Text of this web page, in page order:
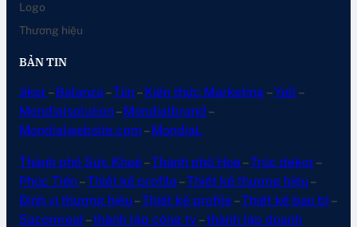
Logo
Thương hiệu
BẢN TIN
Jiker–Balanza –Tiin–Kiến thức Marketing–Yell –
Mondialsolution–Mondialbrand –
Mondialwebsite.com –MondiaL
Thành phố Sức Khoẻ–Thành phố Hoa –Trúc dekor–
Phúc Tiến–Thiết kế profile–Thiết kế thương hiệu –
Định vị thương hiệu –Thiết kế profile–Thiết kế bao bì –
Sacomreal –thành lập công ty –thành lập doanh